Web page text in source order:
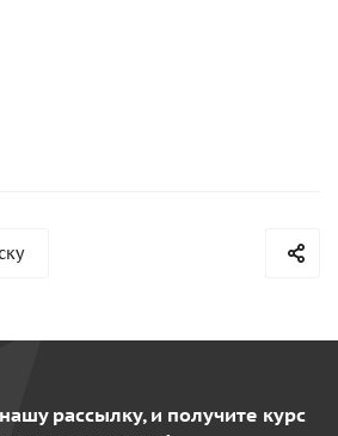
рассылку, и получите курс